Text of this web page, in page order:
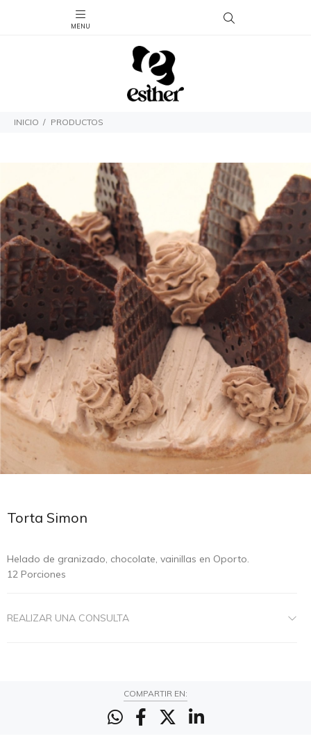
INICIO PRODUCTOS
Torta Simon
Helado de granizado, chocolate, vainillas en Oporto.
12 Porciones
REALIZAR UNA CONSULTA
COMPARTIR EN: